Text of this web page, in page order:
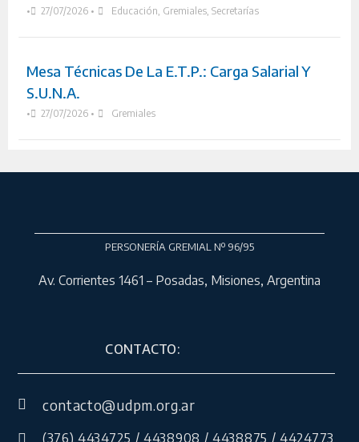
• 27/07/2026 • Educación Gremiales, Secretarías
Mesa Técnicas De La E.T.P.: Carga Salarial Y
S.U.N.A.
• 27/07/2026 • Gremiales
PERSONERÍA GREMIAL Nº 96/95
Av. Corrientes 1461 – Posadas, Misiones, Argentina
CONTACTO:
contacto@udpm.org.ar
(376) 4434725 / 4438908 / 4438875 / 4424773